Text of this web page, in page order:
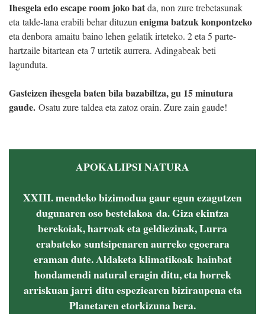
Ihesgela edo escape room joko batda, non zure trebetasunak
eta talde-lana erabili behar dituzun enigma batzuk konpontzeko
eta denbora amaitu baino lehen gelatik irteteko. 2 eta 5 parte-
hartzaile bitartean eta 7 urtetik aurrera. Adingabeak beti
lagunduta.
Gasteizen ihesgela baten bila bazabiltza, gu 15 minutura
gaude. Osatu zure taldea eta zatoz orain. Zure zain gaude!
APOKALIPSI NATURA
XXIII. mendeko bizimodua gaur egun ezagutzen
dugunaren oso bestelakoa da. Giza ekintza
berekoiak, harroak eta geldiezinak, Lurra
erabateko suntsipenaren aurreko egoerara
eraman dute. Aldaketa klimatikoak hainbat
hondamendi natural eragin ditu, eta horrek
arriskuan jarri ditu espeziearen biziraupena eta
Planetaren etorkizuna bera.